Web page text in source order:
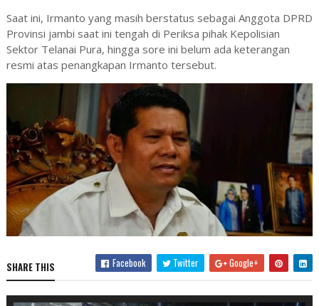
Saat ini, Irmanto yang masih berstatus sebagai Anggota DPRD
Provinsi jambi saat ini tengah di Periksa pihak Kepolisian
Sektor Telanai Pura, hingga sore ini belum ada keterangan
resmi atas penangkapan Irmanto tersebut.
SHARE THIS Facebook Twitter Google+